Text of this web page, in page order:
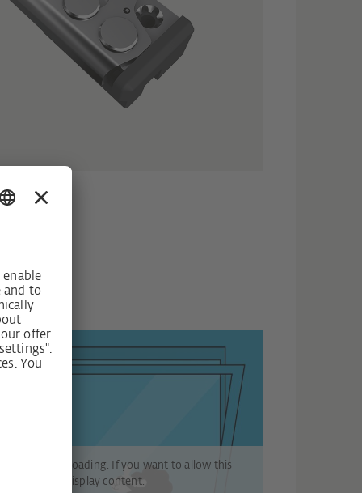
Vimeo from loading. If you want to allow this
click on Display content.